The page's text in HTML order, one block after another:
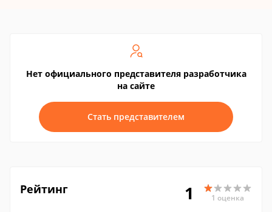
Нет официального представителя разработчика
на сайте
Стать представителем
Рейтинг 1 1 оценка